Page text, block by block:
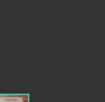
強調美國是臺灣重